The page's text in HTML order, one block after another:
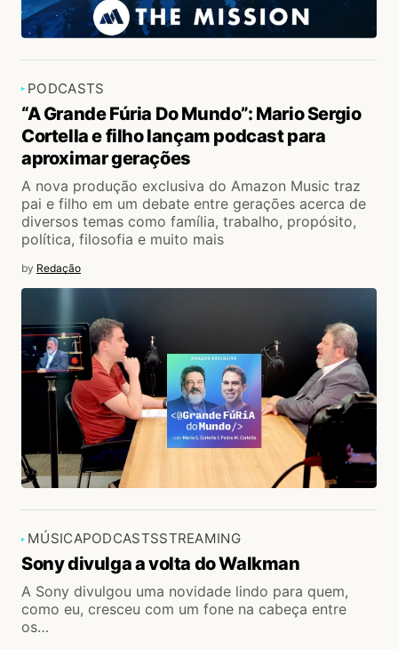
PODCASTS
“A Grande Fúria Do Mundo”: Mario Sergio
Cortella e filho lançam podcast para
aproximar gerações
A nova produção exclusiva do Amazon Music traz
pai e filho em um debate entre gerações acerca de
diversos temas como família, trabalho, propósito,
política, filosofia e muito mais
by Redação
MÚSICAPODCASTSSTREAMING
Sony divulga a volta do Walkman
A Sony divulgou uma novidade lindo para quem,
como eu, cresceu com um fone na cabeça entre
os…